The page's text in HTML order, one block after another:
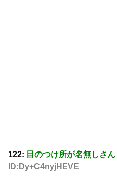
122: 目のつけ所が名無しさん
ID:Dy+C4nyjHEVE